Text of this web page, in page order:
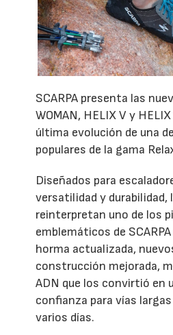
SCARPA presenta las
WOMAN, HELIX V y
última evolución de una
populares de la gama
Diseñados para
versatilidad y durabilidad,
reinterpretan uno de los
emblemáticos de
horma actualizada,
construcción mejorada,
ADN que los convirtió en
confianza para vías
varios días.